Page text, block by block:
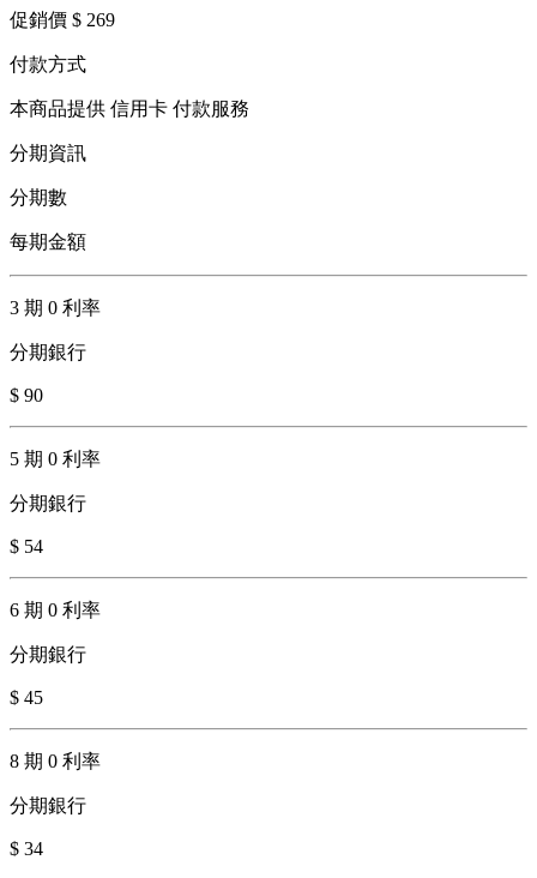
促銷價 $ 269
付款方式
本商品提供 信用卡 付款服務
分期資訊
分期數
每期金額
3 期 0 利率
分期銀行
$ 90
5 期 0 利率
分期銀行
$ 54
6 期 0 利率
分期銀行
$ 45
8 期 0 利率
分期銀行
$ 34